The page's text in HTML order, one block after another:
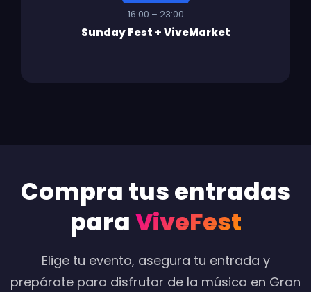
16:00 – 23:00
Sunday Fest + ViveMarket
Compra tus entradas
paraViveFest
Elige tu evento, asegura tu entrada y
prepárate para disfrutar de la música en Gran